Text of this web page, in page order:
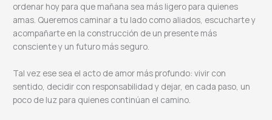
ordenar hoy para que mañana sea más ligero para quienes
amas. Queremos caminar a tu lado como aliados, escucharte y
acompañarte en la construcción de un presente más
consciente y un futuro más seguro.
Tal vez ese sea el acto de amor más profundo: vivir con
sentido, decidir con responsabilidad y dejar, en cada paso, un
poco de luz para quienes continúan el camino.